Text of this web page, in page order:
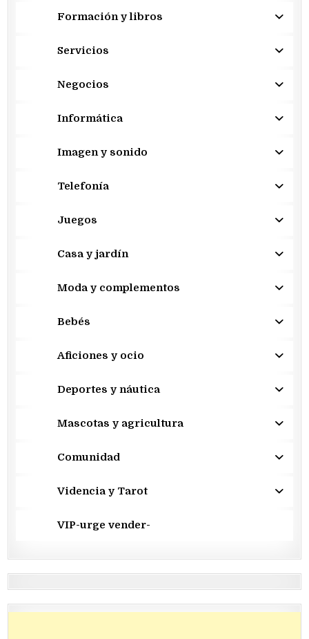
Formación y libros
Servicios
Negocios
Informática
Imagen y sonido
Telefonía
Juegos
Casa y jardín
Moda y complementos
Bebés
Aficiones y ocio
Deportes y náutica
Mascotas y agricultura
Comunidad
Videncia y Tarot
VIP-urge vender-